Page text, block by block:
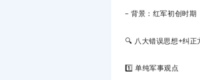
– 背景：红军初创时
🔍 八大错误思想+纠正
1️⃣ 单纯军事观点